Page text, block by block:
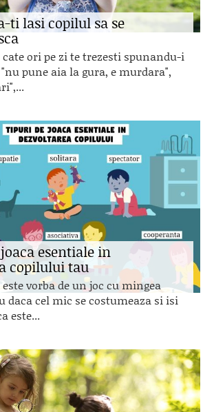
ti lasi copilul sa se
cate ori pe zi te trezesti spunandu-i
pune aia la gura, e murdara",
esentiale in
copilului tau
vorba de un joc cu mingea
daca cel mic se costumeaza si isi
este...